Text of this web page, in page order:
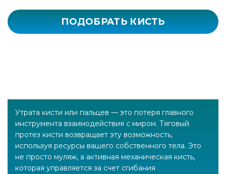
ПОДОБРАТЬ КИСТЬ
Утрата кисти или пальцев — это потеря главного
инструмента взаимодействия с миром. Тяговый
протез кисти возвращает эту возможность,
используя ресурсы вашего собственного тела. Это
не просто муляж, а активная механическая кисть,
которая управляется за счет сгибания